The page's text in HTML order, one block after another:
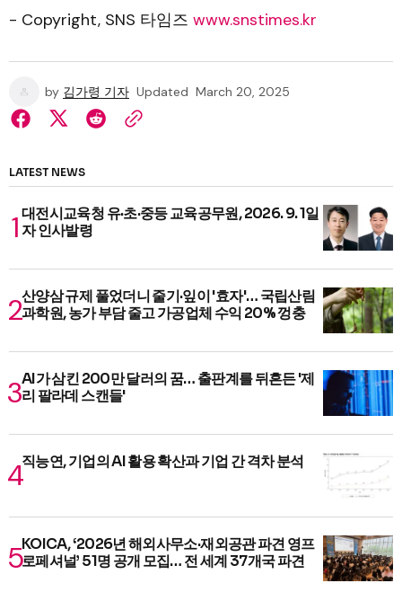
- Copyright, SNS 타임즈 www.snstimes.kr
by 김가령 기자 Updated March 20, 2025
LATEST NEWS
대전시교육청 유·초·중등 교육공무원, 2026. 9. 1일
자 인사발령
산양삼 규제 풀었더니 줄기·잎이 '효자'… 국립산림
과학원, 농가 부담 줄고 가공업체 수익 20% 껑충
AI가 삼킨 200만 달러의 꿈… 출판계를 뒤흔든 '제
리 팔라데 스캔들'
직능연, 기업의 AI 활용 확산과 기업 간 격차 분석
KOICA, ‘2026년 해외사무소·재외공관 파견 영프
로페셔널’ 51명 공개 모집… 전 세계 37개국 파견